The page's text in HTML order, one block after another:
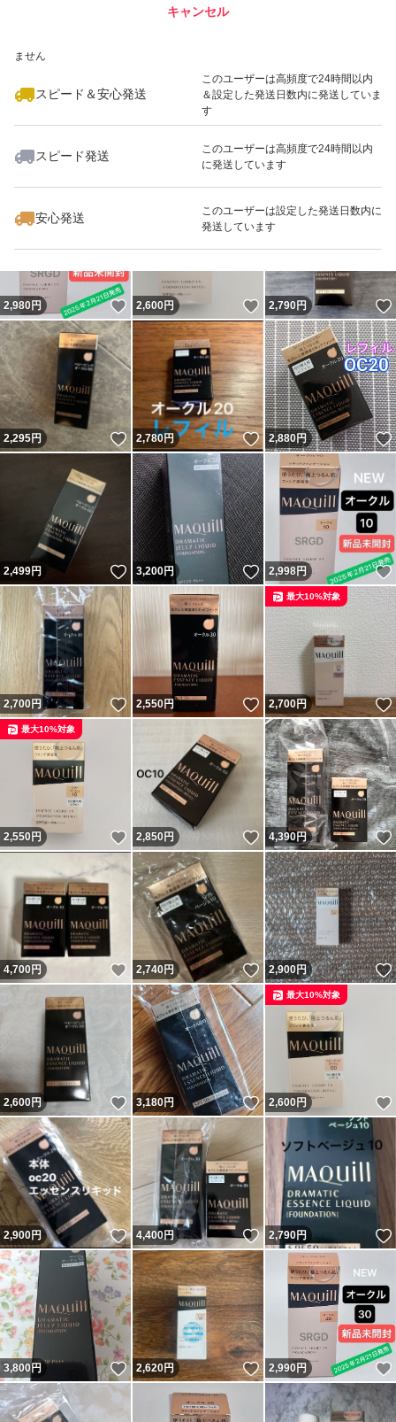
ません
スピード＆安心発送
このユーザーは高頻度で24時間以内
＆設定した発送日数内に発送していま
す
スピード発送
このユーザーは高頻度で24時間以内
に発送しています
安心発送
このユーザーは設定した発送日数内に
発送しています
キャンセル
いいね！
2,400
2,980円 いいね！
2,600円 いいね！
2,790円
2,295円 いいね！
2,780円 いいね！
2,880円
2,499円 いいね！
3,200円 いいね！
2,998円
2,700円 いいね！
2,550円 いいね！
2,700円
最大10%対象
2,550円 いいね！
最大10%対象
2,850円 いいね！
4,390円
4,700円 いいね！
2,740円 いいね！
2,900円
2,600円 いいね！
3,180円 いいね！
2,600円
最大10%対象
2,900円 いいね！
4,400円 いいね！
2,790円
3,800円 いいね！
2,620円 いいね！
2,990円